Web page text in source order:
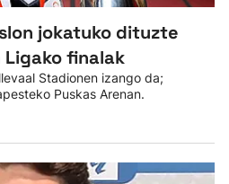
jokatuko dituzte
finalak
Stadionen izango da;
Puskas Arenan.